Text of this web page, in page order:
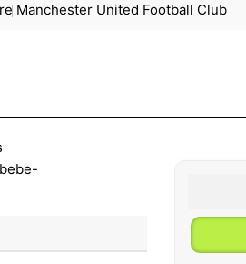
Manchester United Football Club